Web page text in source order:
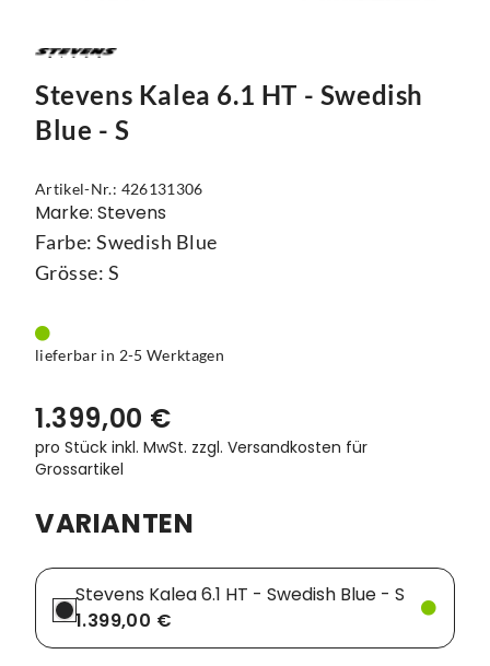
Reflex-Produkte
Regenbekleidung
Socken
Streetwear
Überschuhe
Westen
Urban
Kurbelgarnituren
Laufräder
Naben
Pedale
Sattelstützen
Ständer
Vorbauten
Zahnkränze
Flaschenhalter
Gepäckträger
Kindersitze
Klingeln & Hupen
Rucksäcke
Schutzbleche
Smartphonehalter
Spiegel
Taschen
Stevens Kalea 6.1 HT - Swedish
Blue - S
Artikel-Nr.: 426131306
Marke: Stevens
Farbe: Swedish Blue
Grösse: S
lieferbar in 2-5 Werktagen
1.399,00 €
pro Stück inkl. MwSt. zzgl. Versandkosten für
Grossartikel
VARIANTEN
Stevens Kalea 6.1 HT - Swedish Blue - S
1.399,00 €